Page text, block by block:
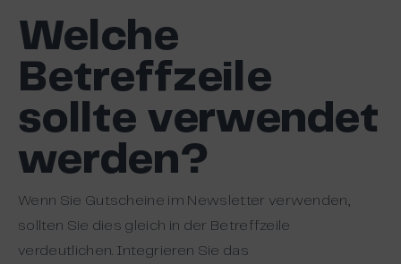
Welche
Betreffzeile
sollte verwendet
werden?
Wenn Sie Gutscheine im Newsletter verwenden,
sollten Sie dies gleich in der Betreffzeile
verdeutlichen. Integrieren Sie das